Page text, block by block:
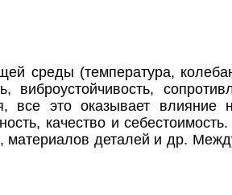
среды (температура,
виброустойчивость,
это оказывает влияние
качество и
материалов деталей и др.